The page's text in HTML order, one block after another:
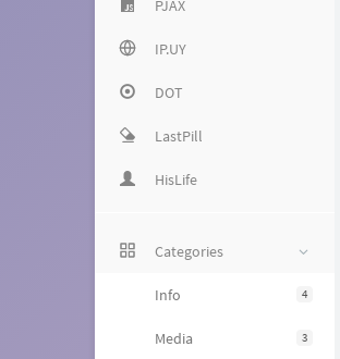
PJAX
IP.UY
DOT
LastPill
HisLife
Categories
4
Info
3
Media